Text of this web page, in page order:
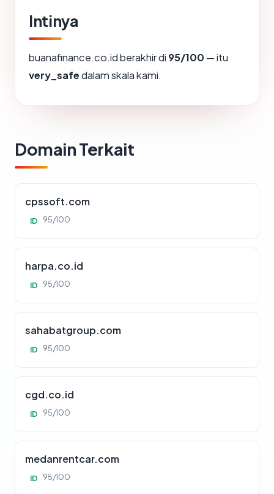
Intinya
buanafinance.co.id berakhir di 95/100 — itu
very_safedalam skala kami.
Domain Terkait
cpssoft.com
ID 95/100
harpa.co.id
ID 95/100
sahabatgroup.com
ID 95/100
cgd.co.id
ID 95/100
medanrentcar.com
ID 95/100